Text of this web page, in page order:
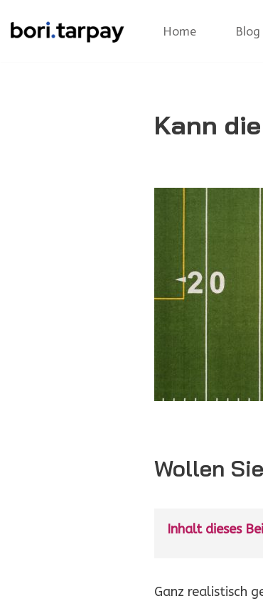
Zum
Home Blog
Kann
Wollen
Inhalt dieses
Ganz realistisch